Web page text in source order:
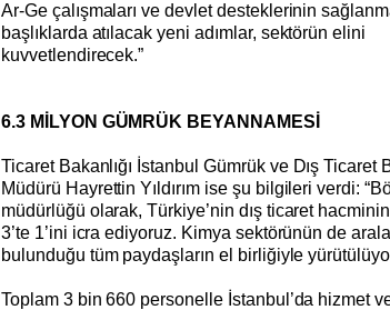
Ar-Ge çalışmaları ve devlet desteklerinin
başlıklarda atılacak yeni adımlar, sektörün elini
kuvvetlendirecek.”
6.3 MİLYON GÜMRÜK BEYANNAMESİ
Ticaret Bakanlığı İstanbul Gümrük ve Dış Ticaret
Müdürü Hayrettin Yıldırım ise şu bilgileri verdi:
müdürlüğü olarak, Türkiye’nin dış ticaret
3’te 1’ini icra ediyoruz. Kimya sektörünün de
bulunduğu tüm paydaşların el birliğiyle
Toplam 3 bin 660 personelle İstanbul’da hizmet